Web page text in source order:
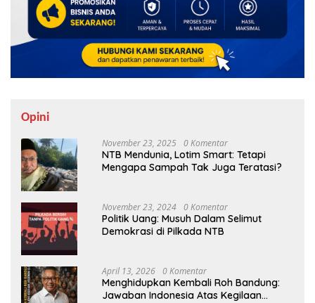
Opini
November 23, 2025 0 Komentar
NTB Mendunia, Lotim Smart: Tetapi
Mengapa Sampah Tak Juga Teratasi?
November 23, 2024 0 Komentar
Politik Uang: Musuh Dalam Selimut
Demokrasi di Pilkada NTB
April 13, 2026 0 Komentar
Menghidupkan Kembali Roh Bandung:
Jawaban Indonesia Atas Kegilaan